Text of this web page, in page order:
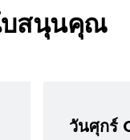
บสนุนคุณ
วันศุกร์